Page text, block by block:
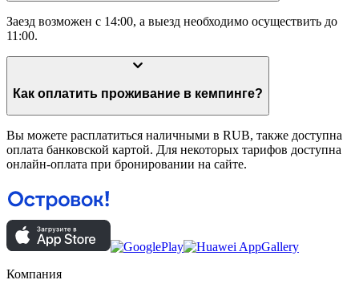
Заезд возможен с 14:00, а выезд необходимо осуществить до
11:00.
Как оплатить проживание в кемпинге?
Вы можете расплатиться наличными в RUB, также доступна
оплата банковской картой. Для некоторых тарифов доступна
онлайн-оплата при бронировании на сайте.
Компания